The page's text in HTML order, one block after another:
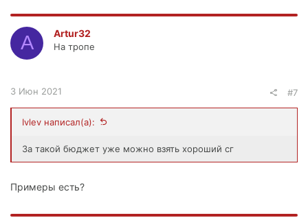
потомучто хочу или компактвэн или новый форик.
A Artur32
На тропе
3 Июн 2021 #7
Ivlev написал(а):
За такой бюджет уже можно взять хороший сг
Примеры есть?